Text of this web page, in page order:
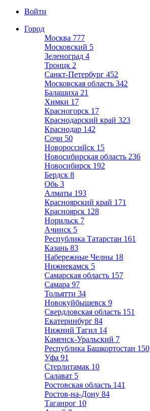
Войти
Город
Москва 777
Московский 5
Зеленоград 4
Троицк 2
Санкт-Петербург 452
Московская область 342
Балашиха 21
Химки 17
Красногорск 17
Краснодарский край 323
Краснодар 142
Сочи 50
Новороссийск 15
Новосибирская область 236
Новосибирск 192
Бердск 8
Обь 3
Алматы 193
Красноярский край 171
Красноярск 128
Норильск 7
Ачинск 5
Республика Татарстан 161
Казань 83
Набережные Челны 18
Нижнекамск 5
Самарская область 157
Самара 97
Тольятти 34
Новокуйбышевск 9
Свердловская область 151
Екатеринбург 84
Нижний Тагил 14
Каменск-Уральский 7
Республика Башкортостан 150
Уфа 91
Стерлитамак 10
Салават 5
Ростовская область 141
Ростов-на-Дону 84
Таганрог 10